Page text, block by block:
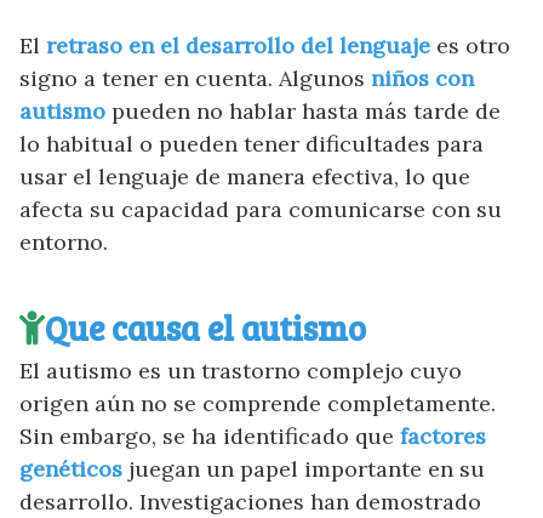
El retraso en el desarrollo del lenguaje es otro
signo a tener en cuenta. Algunos niños con
autismo pueden no hablar hasta más tarde de
lo habitual o pueden tener dificultades para
usar el lenguaje de manera efectiva, lo que
afecta su capacidad para comunicarse con su
entorno.
Que causa el autismo
El autismo es un trastorno complejo cuyo
origen aún no se comprende completamente.
Sin embargo, se ha identificado que factores
genéticos juegan un papel importante en su
desarrollo. Investigaciones han demostrado